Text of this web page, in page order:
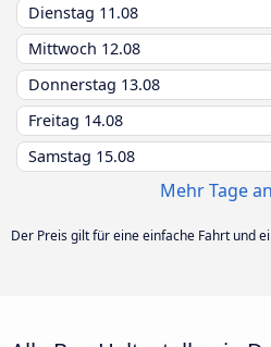
Dienstag 11.08
Mittwoch 12.08
Donnerstag 13.08
Freitag 14.08
Samstag 15.08
Mehr Tage
Der Preis gilt für eine einfache Fahrt und